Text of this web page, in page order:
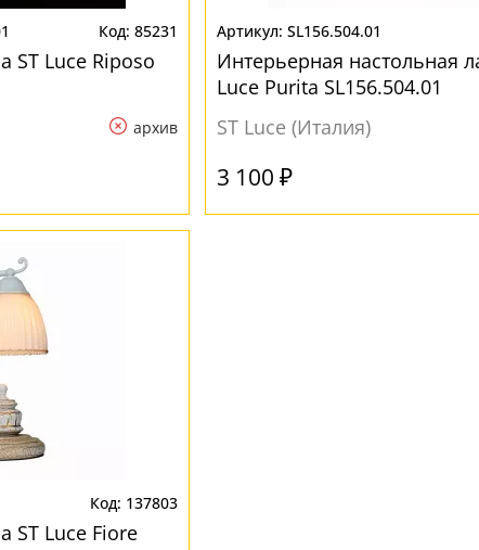
85231
ST Luce Riposo
архив
SL156.504.01
Интерьерная настольная
Luce Purita SL156.504.01
ST Luce (Италия)
3 100 ₽
137803
ST Luce Fiore